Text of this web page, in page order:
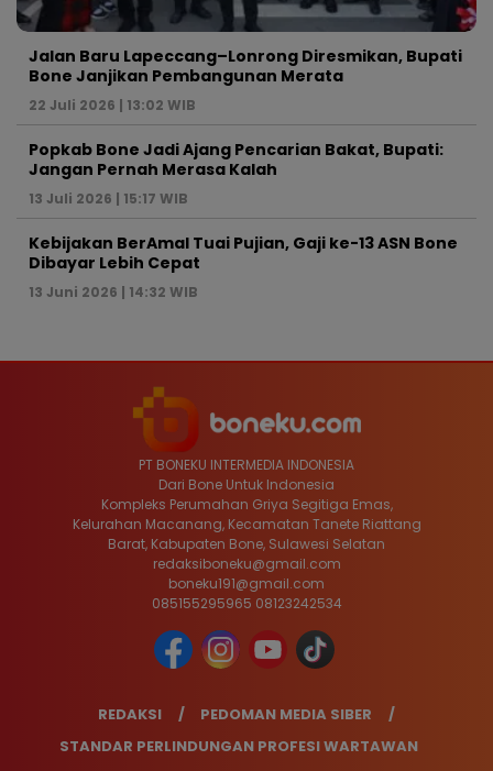
Jalan Baru Lapeccang–Lonrong Diresmikan, Bupati
Bone Janjikan Pembangunan Merata
22 Juli 2026 | 13:02 WIB
Popkab Bone Jadi Ajang Pencarian Bakat, Bupati:
Jangan Pernah Merasa Kalah
13 Juli 2026 | 15:17 WIB
Kebijakan BerAmal Tuai Pujian, Gaji ke-13 ASN Bone
Dibayar Lebih Cepat
13 Juni 2026 | 14:32 WIB
PT BONEKU INTERMEDIA INDONESIA
Dari Bone Untuk Indonesia
Kompleks Perumahan Griya Segitiga Emas,
Kelurahan Macanang, Kecamatan Tanete Riattang
Barat, Kabupaten Bone, Sulawesi Selatan
redaksiboneku@gmail.com
boneku191@gmail.com
085155295965 08123242534
REDAKSI
PEDOMAN MEDIA SIBER
STANDAR PERLINDUNGAN PROFESI WARTAWAN